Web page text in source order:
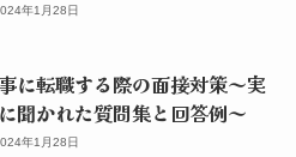
年1月28日
に転職する際の面接対策～実
聞かれた質問集と回答例～
年1月28日